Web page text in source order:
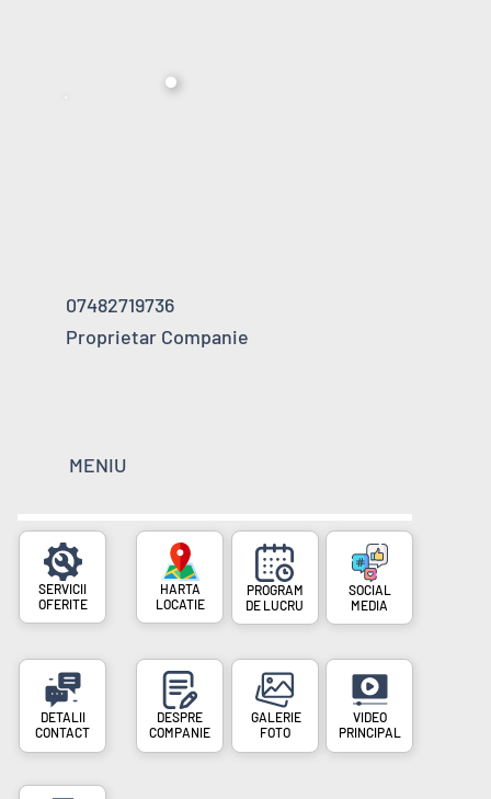
07482719736
Proprietar Companie
MENIU
SERVICII
OFERITE
CONTACT
PROGRAM
DE LUCRU
LOCATIE
DESPRE
COMPANIE
SOCIAL
MEDIA
FOTO
VIDEO
PRINCIPAL